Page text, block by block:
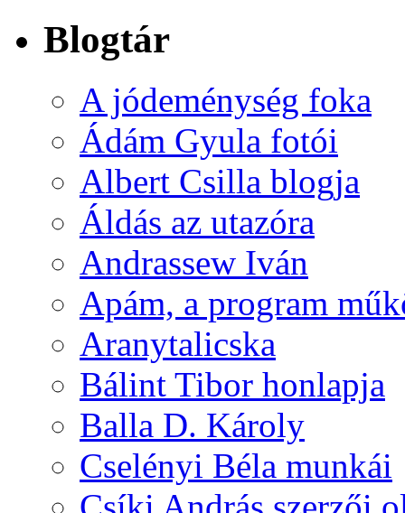
Blogtár
A jódeménység foka
Ádám Gyula fotói
Albert Csilla blogja
Áldás az utazóra
Andrassew Iván
Apám, a program
Aranytalicska
Bálint Tibor honlapja
Balla D. Károly
Cselényi Béla munkái